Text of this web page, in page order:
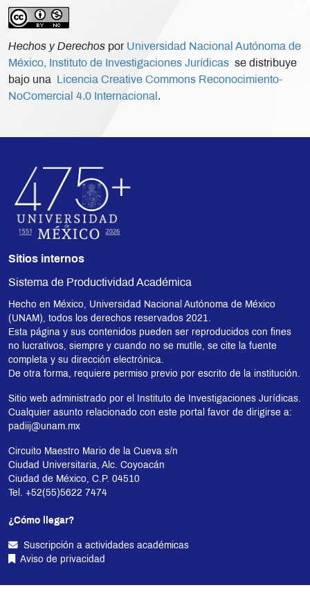
Hechos y Derechos por Universidad Nacional Autónoma de
México, Instituto de Investigaciones Jurídicas se distribuye
bajo una
Licencia Creative Commons Reconocimiento-
NoComercial 4.0 Internacional .
Sitios internos
Sistema de Productividad Académica
Hecho en México, Universidad Nacional Autónoma de México
(UNAM), todos los derechos reservados 2021.
Esta página y sus contenidos pueden ser reproducidos con fines
no lucrativos, siempre y cuando no se mutile, se cite la fuente
completa y su dirección electrónica.
De otra forma, requiere permiso previo por escrito de la institución.
Sitio web administrado por el Instituto de Investigaciones Jurídicas.
Cualquier asunto relacionado con este portal favor de dirigirse a:
padiij@unam.mx
Circuito Maestro Mario de la Cueva s/n
Ciudad Universitaria, Alc. Coyoacán
Ciudad de México, C.P. 04510
Tel. +52(55)5622 7474
¿Cómo llegar?
Suscripción a actividades académicas
Aviso de privacidad